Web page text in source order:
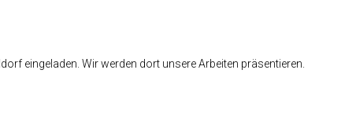
eingeladen. Wir werden dort unsere Arbeiten präsentieren.